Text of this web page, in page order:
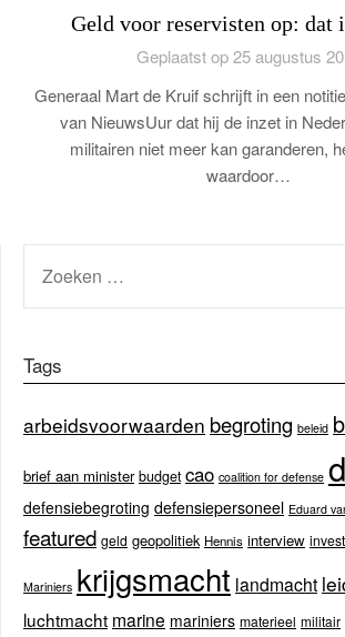
Geld voor reservisten op: dat
Geplaatst op 25 augustus
Generaal Mart de Kruif schrijft in een
van NieuwsUur dat hij de inzet in
militairen niet meer kan garanderen,
waardoor…
NAAR:
Tags
arbeidsvoorwaarden begroting beleid
brief aan minister budget cao coalition for defense
defensiebegroting defensiepersoneel Eduard
featured geld geopolitiek Hennis interview
Mariniers krijgsmacht landmacht
luchtmacht marine mariniers materieel militair